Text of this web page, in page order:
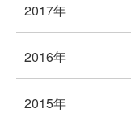
2017年
2016年
2015年